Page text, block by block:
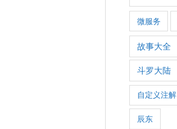
微服务
故事大全
斗罗大陆
自定义注解
辰东